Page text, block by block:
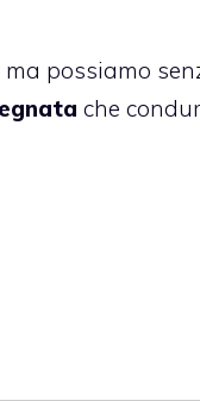
possiamo
che